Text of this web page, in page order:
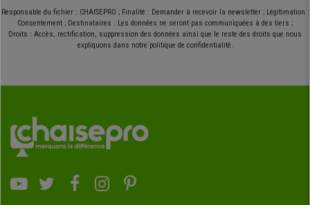
Responsable du fichier : CHAISEPRO ; Finalité : Demander à recevoir la newsletter ; Légitimation :
Consentement ; Destinataires : Les données ne seront pas communiquées à des tiers ;
Droits : Accès, rectification, suppression des données ainsi que le reste des droits que nous
expliquons dans notre politique de confidentialité.